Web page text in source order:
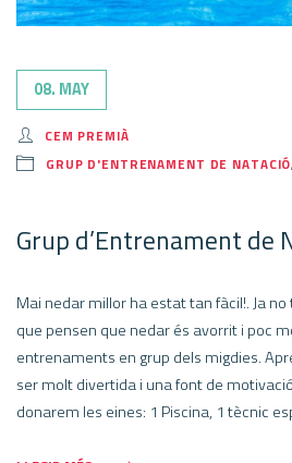
08. MAY
CEM PREMIÀ
GRUP D'ENTRENAMENT DE NATACIÓ
Grup d’Entrenament de
Mai nedar millor ha estat tan fàcil!. Ja
que pensen que nedar és avorrit i poc
entrenaments en grup dels migdies.
ser molt divertida i una font de
donarem les eines: 1 Piscina, 1 tècnic